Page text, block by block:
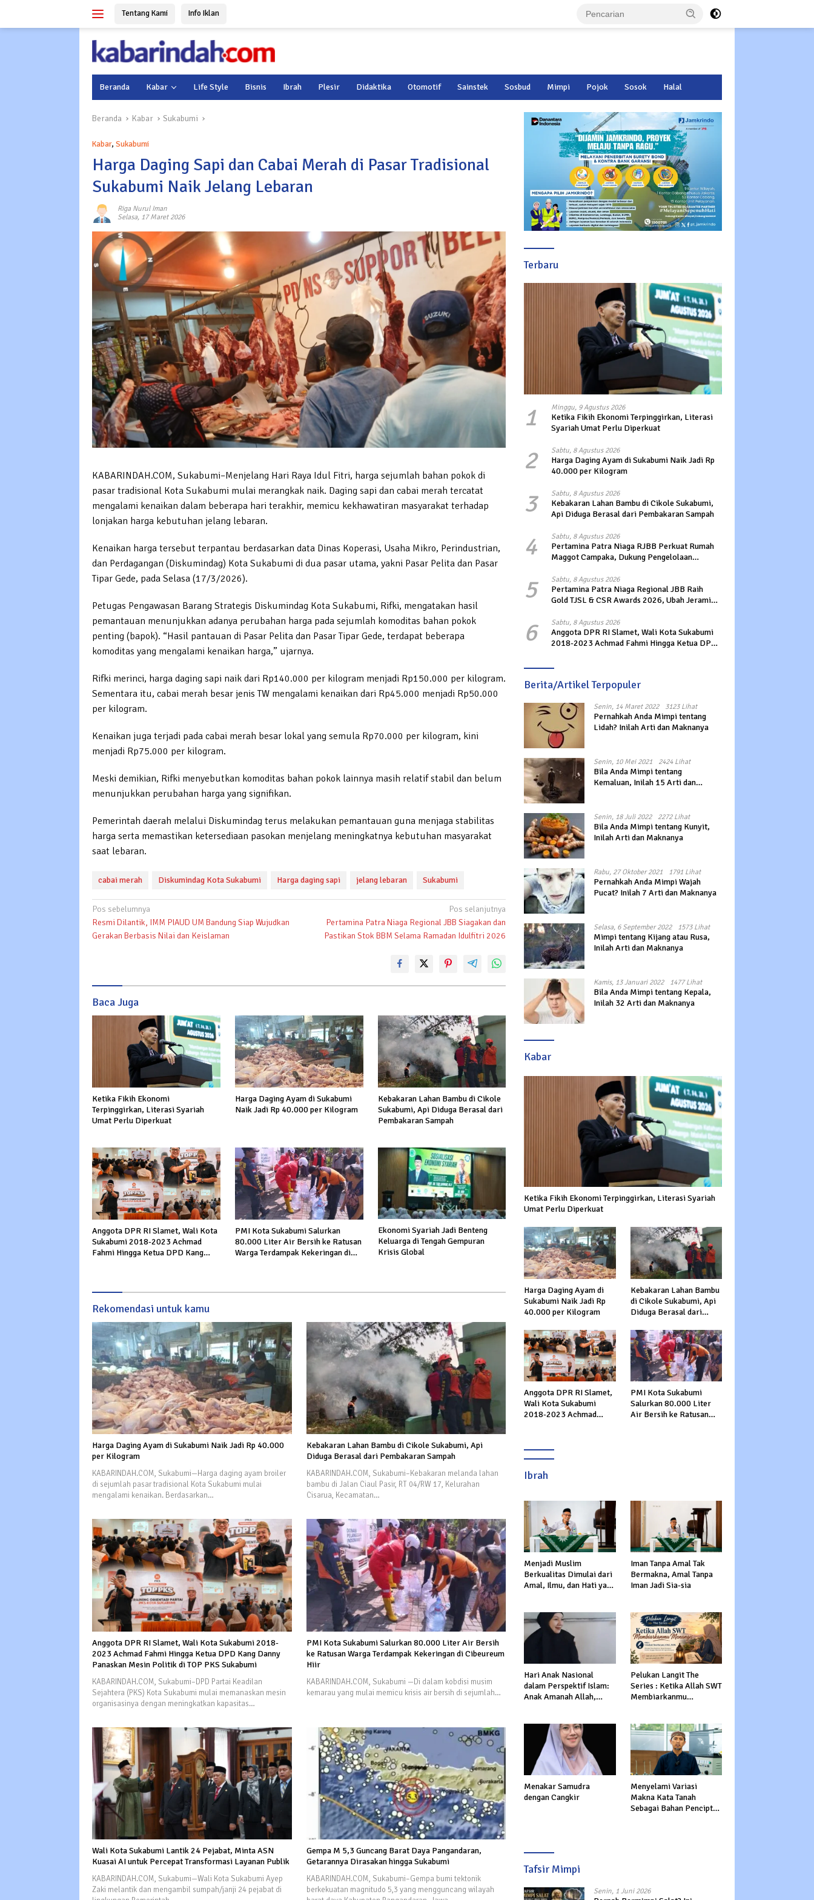
Tentang Kami Info Iklan
Beranda Kabar Life Style Bisnis Ibrah Plesir Didaktika Otomotif Sainstek Sosbud Mimpi Pojok Sosok Halal
Beranda Kabar Sukabumi
Kabar, Sukabumi
Harga Daging Sapi dan Cabai Merah di Pasar Tradisional
Sukabumi Naik Jelang Lebaran
Riga Nurul Iman
Selasa, 17 Maret 2026
KABARINDAH.COM, Sukabumi–Menjelang Hari Raya Idul Fitri, harga sejumlah bahan pokok di
pasar tradisional Kota Sukabumi mulai merangkak naik. Daging sapi dan cabai merah tercatat
mengalami kenaikan dalam beberapa hari terakhir, memicu kekhawatiran masyarakat terhadap
lonjakan harga kebutuhan jelang lebaran.
Kenaikan harga tersebut terpantau berdasarkan data Dinas Koperasi, Usaha Mikro, Perindustrian,
dan Perdagangan (Diskumindag) Kota Sukabumi di dua pasar utama, yakni Pasar Pelita dan Pasar
Tipar Gede, pada Selasa (17/3/2026).
Petugas Pengawasan Barang Strategis Diskumindag Kota Sukabumi, Rifki, mengatakan hasil
pemantauan menunjukkan adanya perubahan harga pada sejumlah komoditas bahan pokok
penting (bapok). “Hasil pantauan di Pasar Pelita dan Pasar Tipar Gede, terdapat beberapa
komoditas yang mengalami kenaikan harga,” ujarnya.
Rifki merinci, harga daging sapi naik dari Rp140.000 per kilogram menjadi Rp150.000 per kilogram.
Sementara itu, cabai merah besar jenis TW mengalami kenaikan dari Rp45.000 menjadi Rp50.000
per kilogram.
Kenaikan juga terjadi pada cabai merah besar lokal yang semula Rp70.000 per kilogram, kini
menjadi Rp75.000 per kilogram.
Meski demikian, Rifki menyebutkan komoditas bahan pokok lainnya masih relatif stabil dan belum
menunjukkan perubahan harga yang signifikan.
Pemerintah daerah melalui Diskumindag terus melakukan pemantauan guna menjaga stabilitas
harga serta memastikan ketersediaan pasokan menjelang meningkatnya kebutuhan masyarakat
saat lebaran.
cabai merah Diskumindag Kota Sukabumi Harga daging sapi jelang lebaran Sukabumi
Navigasi
pos
Pos sebelumnya
Resmi Dilantik, IMM PIAUD UM Bandung Siap Wujudkan
Gerakan Berbasis Nilai dan Keislaman
Pos selanjutnya
Pertamina Patra Niaga Regional JBB Siagakan dan
Pastikan Stok BBM Selama Ramadan Idulfitri 2026
Baca Juga
Ketika Fikih Ekonomi
Terpinggirkan, Literasi Syariah
Umat Perlu Diperkuat
Harga Daging Ayam di Sukabumi
Naik Jadi Rp 40.000 per Kilogram
Kebakaran Lahan Bambu di Cikole
Sukabumi, Api Diduga Berasal dari
Pembakaran Sampah
Anggota DPR RI Slamet, Wali Kota
Sukabumi 2018-2023 Achmad
Fahmi Hingga Ketua DPD Kang
PMI Kota Sukabumi Salurkan
80.000 Liter Air Bersih ke Ratusan
Warga Terdampak Kekeringan di
Ekonomi Syariah Jadi Benteng
Keluarga di Tengah Gempuran
Krisis Global
Rekomendasi untuk kamu
Harga Daging Ayam di Sukabumi Naik Jadi Rp 40.000
per Kilogram
KABARINDAH.COM, Sukabumi—Harga daging ayam broiler
di sejumlah pasar tradisional Kota Sukabumi mulai
mengalami kenaikan. Berdasarkan…
Kebakaran Lahan Bambu di Cikole Sukabumi, Api
Diduga Berasal dari Pembakaran Sampah
KABARINDAH.COM, Sukabumi–Kebakaran melanda lahan
bambu di Jalan Ciaul Pasir, RT 04/RW 17, Kelurahan
Cisarua, Kecamatan…
Anggota DPR RI Slamet, Wali Kota Sukabumi 2018-
2023 Achmad Fahmi Hingga Ketua DPD Kang Danny
Panaskan Mesin Politik di TOP PKS Sukabumi
KABARINDAH.COM, Sukabumi–DPD Partai Keadilan
Sejahtera (PKS) Kota Sukabumi mulai memanaskan mesin
organisasinya dengan meningkatkan kapasitas…
PMI Kota Sukabumi Salurkan 80.000 Liter Air Bersih
ke Ratusan Warga Terdampak Kekeringan di Cibeureum
Hiir
KABARINDAH.COM, Sukabumi —Di dalam kobdisi musim
kemarau yang mulai memicu krisis air bersih di sejumlah…
Wali Kota Sukabumi Lantik 24 Pejabat, Minta ASN
Kuasai AI untuk Percepat Transformasi Layanan Publik
KABARINDAH.COM, Sukabumi—Wali Kota Sukabumi Ayep
Zaki melantik dan mengambil sumpah/janji 24 pejabat di
Gempa M 5,3 Guncang Barat Daya Pangandaran,
Getarannya Dirasakan hingga Sukabumi
KABARINDAH.COM, Sukabumi–Gempa bumi tektonik
berkekuatan magnitudo 5,3 yang mengguncang wilayah
Terbaru
1 Minggu, 9 Agustus 2026
Ketika Fikih Ekonomi Terpinggirkan, Literasi
Syariah Umat Perlu Diperkuat
2 Sabtu, 8 Agustus 2026
Harga Daging Ayam di Sukabumi Naik Jadi Rp
40.000 per Kilogram
3 Sabtu, 8 Agustus 2026
Kebakaran Lahan Bambu di Cikole Sukabumi,
Api Diduga Berasal dari Pembakaran Sampah
4 Sabtu, 8 Agustus 2026
Pertamina Patra Niaga RJBB Perkuat Rumah
Maggot Campaka, Dukung Pengelolaan
5 Sabtu, 8 Agustus 2026
Pertamina Patra Niaga Regional JBB Raih
Gold TJSL & CSR Awards 2026, Ubah Jerami
6 Sabtu, 8 Agustus 2026
Anggota DPR RI Slamet, Wali Kota Sukabumi
2018-2023 Achmad Fahmi Hingga Ketua DPD
Berita/Artikel Terpopuler
Senin, 14 Maret 2022 3123 Lihat
Pernahkah Anda Mimpi tentang
Lidah? Inilah Arti dan Maknanya
Senin, 10 Mei 2021 2424 Lihat
Bila Anda Mimpi tentang
Kemaluan, Inilah 15 Arti dan
Senin, 18 Juli 2022 2272 Lihat
Bila Anda Mimpi tentang Kunyit,
Inilah Arti dan Maknanya
Rabu, 27 Oktober 2021 1791 Lihat
Pernahkah Anda Mimpi Wajah
Pucat? Inilah 7 Arti dan Maknanya
Selasa, 6 September 2022 1573 Lihat
Mimpi tentang Kijang atau Rusa,
Inilah Arti dan Maknanya
Kamis, 13 Januari 2022 1477 Lihat
Bila Anda Mimpi tentang Kepala,
Inilah 32 Arti dan Maknanya
Kabar
Ketika Fikih Ekonomi Terpinggirkan, Literasi Syariah
Umat Perlu Diperkuat
Harga Daging Ayam di
Sukabumi Naik Jadi Rp
40.000 per Kilogram
Kebakaran Lahan Bambu
di Cikole Sukabumi, Api
Diduga Berasal dari
Anggota DPR RI Slamet,
Wali Kota Sukabumi
2018-2023 Achmad
Mesin Politik di TOP PKS
Sukabumi
PMI Kota Sukabumi
Salurkan 80.000 Liter
Air Bersih ke Ratusan
Ibrah
Menjadi Muslim
Berkualitas Dimulai dari
Amal, Ilmu, dan Hati yang
Iman Tanpa Amal Tak
Bermakna, Amal Tanpa
Iman Jadi Sia-sia
Hari Anak Nasional
dalam Perspektif Islam:
Anak Amanah Allah,
Pelukan Langit The
Series : Ketika Allah SWT
Membiarkanmu
Menakar Samudra
dengan Cangkir
Menyelami Variasi
Makna Kata Tanah
Sebagai Bahan Pencipta
Tafsir Mimpi
Senin, 1 Juni 2026